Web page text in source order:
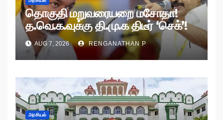
தொகுதி மறுவரையறை மசோதா!
த.வெ.க.வுக்கு தி.மு.க திடீர் ‘செக்’!
AUG 7, 2026 RENGANATHAN P
அரசியல்